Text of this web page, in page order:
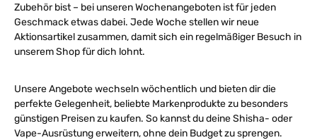
Zubehör bist – bei unseren Wochenangeboten ist für jeden
Geschmack etwas dabei. Jede Woche stellen wir neue
Aktionsartikel zusammen, damit sich ein regelmäßiger Besuch in
unserem Shop für dich lohnt.
Unsere Angebote wechseln wöchentlich und bieten dir die
perfekte Gelegenheit, beliebte Markenprodukte zu besonders
günstigen Preisen zu kaufen. So kannst du deine Shisha- oder
Vape-Ausrüstung erweitern, ohne dein Budget zu sprengen.